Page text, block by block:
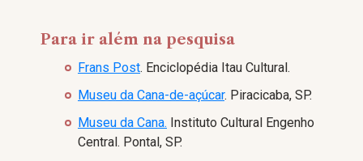
Para ir além na pesquisa
Frans Post. Enciclopédia Itau Cultural.
Museu da Cana-de-açúcar. Piracicaba, SP.
Museu da Cana. Instituto Cultural Engenho
Central. Pontal, SP.